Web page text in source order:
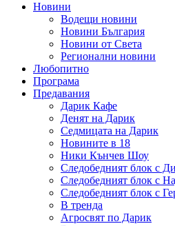
Новини
Водещи новини
Новини България
Новини от Света
Регионални новини
Любопитно
Програма
Предавания
Дарик Кафе
Денят на Дарик
Седмицата на Дарик
Новините в 18
Ники Кънчев Шоу
Следобедният блок с
Следобедният блок с
Следобедният блок с
В тренда
Агросвят по Дарик